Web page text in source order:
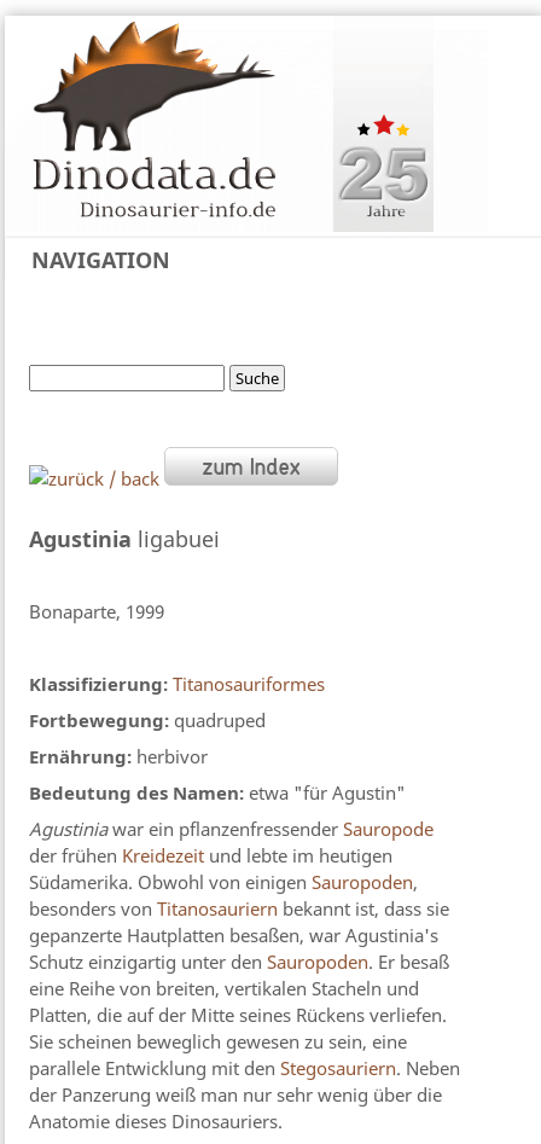
NAVIGATION
Agustinia ligabuei
Bonaparte, 1999
Klassifizierung: Titanosauriformes
Fortbewegung: quadruped
Ernährung: herbivor
Bedeutung des Namen: etwa "für Agustin"
Agustiniawar ein pflanzenfressenderSauropode
der frühen Kreidezeit und lebte im heutigen
Südamerika. Obwohl von einigenSauropoden,
besonders vonTitanosauriern bekannt ist, dass sie
gepanzerte Hautplatten besaßen, war Agustinia's
Schutz einzigartig unter denSauropoden. Er besaß
eine Reihe von breiten, vertikalen Stacheln und
Platten, die auf der Mitte seines Rückens verliefen.
Sie scheinen beweglich gewesen zu sein, eine
parallele Entwicklung mit denStegosauriern. Neben
der Panzerung weiß man nur sehr wenig über die
Anatomie dieses Dinosauriers.